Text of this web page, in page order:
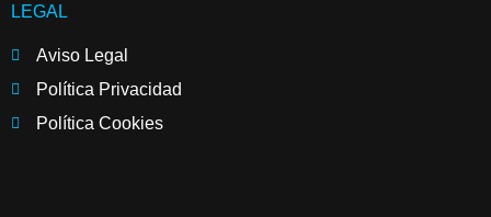
LEGAL
Aviso Legal
Política Privacidad
Política Cookies